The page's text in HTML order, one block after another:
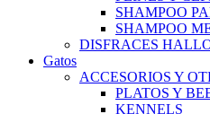
SHAMPOO
SHAMPOO
DISFRACES
Gatos
ACCESORIOS Y
PLATOS Y
KENNELS